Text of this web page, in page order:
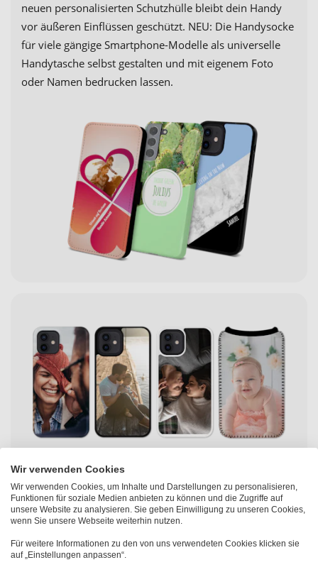
neuen personalisierten Schutzhülle bleibt dein Handy
vor äußeren Einflüssen geschützt. NEU: Die Handysocke
für viele gängige Smartphone-Modelle als universelle
Handytasche selbst gestalten und mit eigenem Foto
oder Namen bedrucken lassen.
Deine persönliche Fotohülle
online selbst gestalten
Wir verwenden Cookies
Wir verwenden Cookies, um Inhalte und Darstellungen zu personalisieren,
Funktionen für soziale Medien anbieten zu können und die Zugriffe auf
unsere Website zu analysieren. Sie geben Einwilligung zu unseren Cookies,
wenn Sie unsere Webseite weiterhin nutzen.
Für weitere Informationen zu den von uns verwendeten Cookies klicken sie
auf „Einstellungen anpassen“.